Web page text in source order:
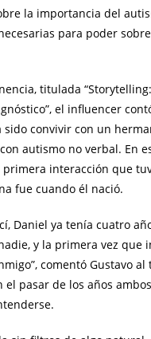
la importancia del
para poder
titulada
el influencer
sido convivir con un
autismo no verbal. En
primera interacción que
fue cuando él nació.
Daniel ya tenía cuatro
y la primera vez que
comentó Gustavo
el pasar de los años